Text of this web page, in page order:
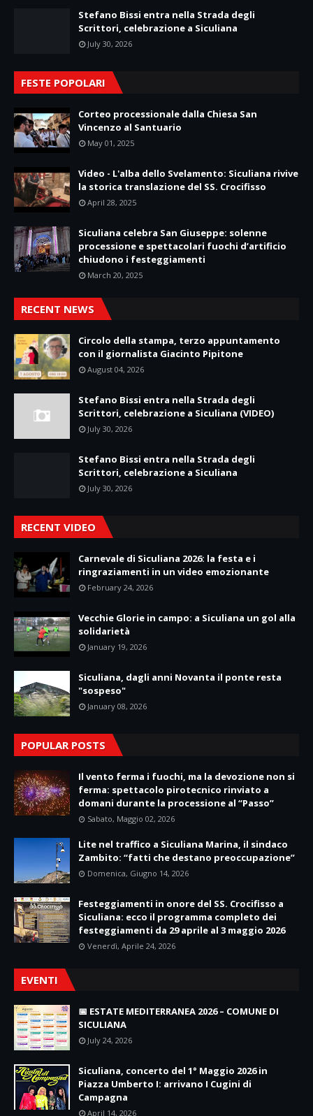
Stefano Bissi entra nella Strada degli
Scrittori, celebrazione a Siculiana
July 30, 2026
FESTE POPOLARI
Corteo processionale dalla Chiesa San
Vincenzo al Santuario
May 01, 2025
Video - L'alba dello Svelamento: Siculiana rivive
la storica translazione del SS. Crocifisso
April 28, 2025
Siculiana celebra San Giuseppe: solenne
processione e spettacolari fuochi d’artificio
chiudono i festeggiamenti
March 20, 2025
RECENT NEWS
Circolo della stampa, terzo appuntamento
con il giornalista Giacinto Pipitone
August 04, 2026
Stefano Bissi entra nella Strada degli
Scrittori, celebrazione a Siculiana (VIDEO)
July 30, 2026
Stefano Bissi entra nella Strada degli
Scrittori, celebrazione a Siculiana
July 30, 2026
RECENT VIDEO
Carnevale di Siculiana 2026: la festa e i
ringraziamenti in un video emozionante
February 24, 2026
Vecchie Glorie in campo: a Siculiana un gol alla
solidarietà
January 19, 2026
Siculiana, dagli anni Novanta il ponte resta
"sospeso"
January 08, 2026
POPULAR POSTS
Il vento ferma i fuochi, ma la devozione non si
ferma: spettacolo pirotecnico rinviato a
domani durante la processione al “Passo”
Sabato, Maggio 02, 2026
Lite nel traffico a Siculiana Marina, il sindaco
Zambito: “fatti che destano preoccupazione”
Domenica, Giugno 14, 2026
Festeggiamenti in onore del SS. Crocifisso a
Siculiana: ecco il programma completo dei
festeggiamenti da 29 aprile al 3 maggio 2026
Venerdì, Aprile 24, 2026
EVENTI
📅 ESTATE MEDITERRANEA 2026 – COMUNE DI
SICULIANA
July 24, 2026
Siculiana, concerto del 1° Maggio 2026 in
Piazza Umberto I: arrivano I Cugini di
Campagna
April 14, 2026